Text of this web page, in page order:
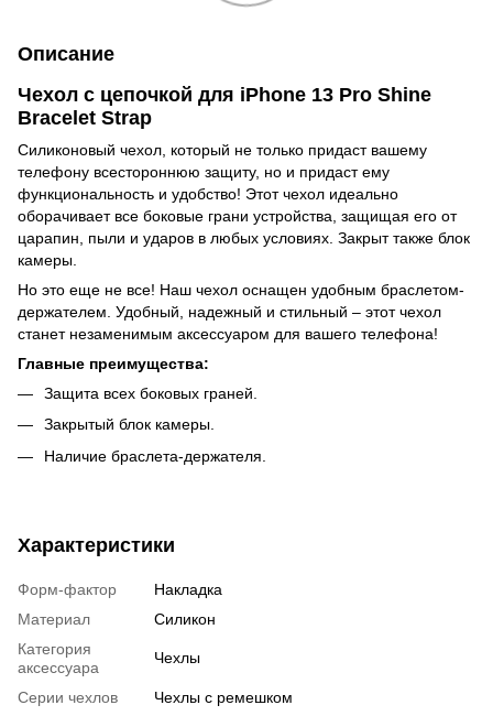
Описание
Чехол с цепочкой для iPhone 13 Pro Shine
Bracelet Strap
Силиконовый чехол, который не только придаст вашему
телефону всестороннюю защиту, но и придаст ему
функциональность и удобство! Этот чехол идеально
оборачивает все боковые грани устройства, защищая его от
царапин, пыли и ударов в любых условиях. Закрыт также блок
камеры.
Но это еще не все! Наш чехол оснащен удобным браслетом-
держателем. Удобный, надежный и стильный – этот чехол
станет незаменимым аксессуаром для вашего телефона!
Главные преимущества:
Защита всех боковых граней.
Закрытый блок камеры.
Наличие браслета-держателя.
Характеристики
Форм-фактор
Накладка
Материал
Силикон
Категория
аксессуара
Чехлы
Серии чехлов
Чехлы с ремешком